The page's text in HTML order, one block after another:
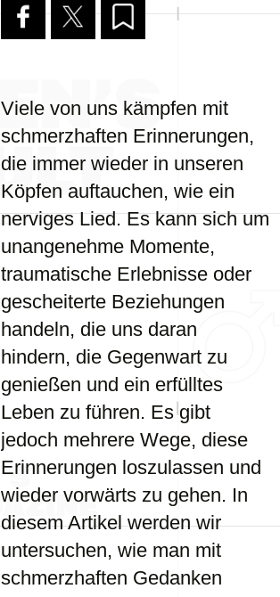
Viele von uns kämpfen mit
schmerzhaften Erinnerungen,
die immer wieder in unseren
Köpfen auftauchen, wie ein
nerviges Lied. Es kann sich um
unangenehme Momente,
traumatische Erlebnisse oder
gescheiterte Beziehungen
handeln, die uns daran
hindern, die Gegenwart zu
genießen und ein erfülltes
Leben zu führen. Es gibt
jedoch mehrere Wege, diese
Erinnerungen loszulassen und
wieder vorwärts zu gehen. In
diesem Artikel werden wir
untersuchen, wie man mit
schmerzhaften Gedanken